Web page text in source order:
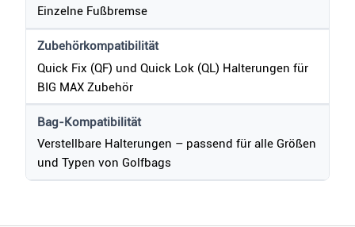
Einzelne Fußbremse
Zubehörkompatibilität
Quick Fix (QF) und Quick Lok (QL) Halterungen für
BIG MAX Zubehör
Bag-Kompatibilität
Verstellbare Halterungen – passend für alle Größen
und Typen von Golfbags